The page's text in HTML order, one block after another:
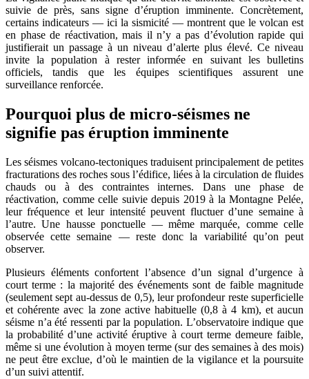
suivie de près, sans signe d’éruption imminente. Concrètement,
certains indicateurs — ici la sismicité — montrent que le volcan est
en phase de réactivation, mais il n’y a pas d’évolution rapide qui
justifierait un passage à un niveau d’alerte plus élevé. Ce niveau
invite la population à rester informée en suivant les bulletins
officiels, tandis que les équipes scientifiques assurent une
surveillance renforcée.
Pourquoi plus de micro‑séismes ne
signifie pas éruption imminente
Les séismes volcano‑tectoniques traduisent principalement de petites
fracturations des roches sous l’édifice, liées à la circulation de fluides
chauds ou à des contraintes internes. Dans une phase de
réactivation, comme celle suivie depuis 2019 à la Montagne Pelée,
leur fréquence et leur intensité peuvent fluctuer d’une semaine à
l’autre. Une hausse ponctuelle — même marquée, comme celle
observée cette semaine — reste donc la variabilité qu’on peut
observer.
Plusieurs éléments confortent l’absence d’un signal d’urgence à
court terme : la majorité des événements sont de faible magnitude
(seulement sept au‑dessus de 0,5), leur profondeur reste superficielle
et cohérente avec la zone active habituelle (0,8 à 4 km), et aucun
séisme n’a été ressenti par la population. L’observatoire indique que
la probabilité d’une activité éruptive à court terme demeure faible,
même si une évolution à moyen terme (sur des semaines à des mois)
ne peut être exclue, d’où le maintien de la vigilance et la poursuite
d’un suivi attentif.